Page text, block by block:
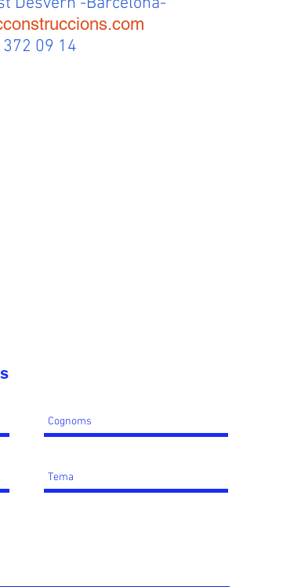
09 14